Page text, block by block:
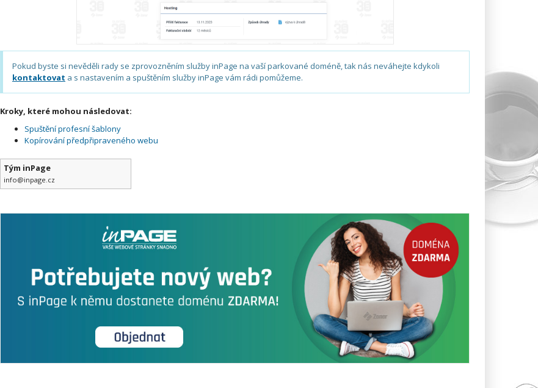
Pokud byste si nevěděli rady se zprovozněním služby inPage na vaší parkované doméně, tak nás neváhejte kdykoli
kontaktovat a s nastavením a spuštěním služby inPage vám rádi pomůžeme.
Kroky, které mohou následovat:
Spuštění profesní šablony
Kopírování předpřipraveného webu
Tým inPage
info@inpage.cz